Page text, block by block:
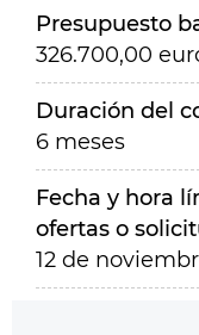
Presupuesto
326.700,00
Duración del
6 meses
Fecha y hora
ofertas o
12 de